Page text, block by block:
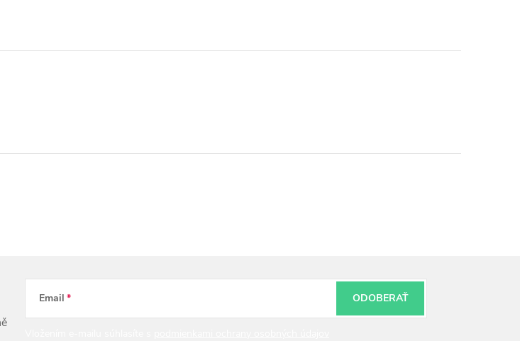
Email ODOBERAŤ